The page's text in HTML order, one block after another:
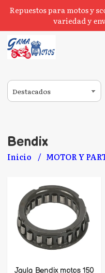
Repuestos para motos y
variedad y
Bendix
Inicio MOTOR Y
Jaula Bendix motos 150